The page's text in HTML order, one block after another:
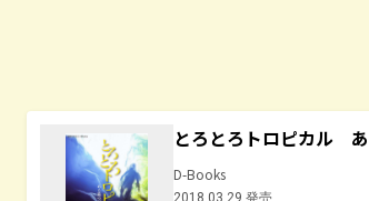
とろとろトロピカル
D-Books
2018.03.29 発売